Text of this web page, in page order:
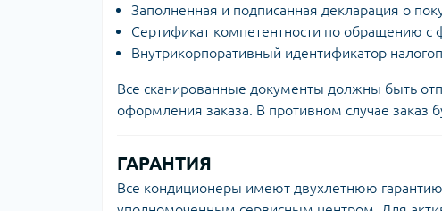
Заполненная и подписанная декларация о
Сертификат компетентности по обращению с
Внутрикорпоративный идентификатор
Все сканированные документы должны быть
оформления заказа. В противном случае заказ
ГАРАНТИЯ
Все кондиционеры имеют двухлетнюю